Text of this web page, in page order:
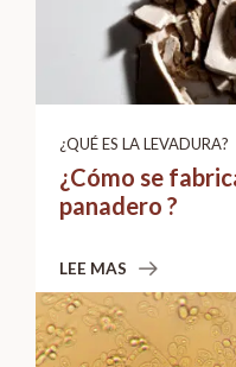
¿QUÉ ES LA LEVADURA?
¿Cómo se
panadero ?
LEE MAS